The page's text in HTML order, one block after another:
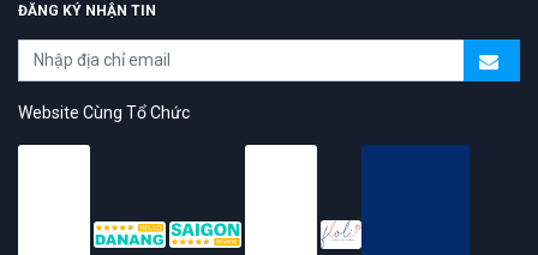
ĐĂNG KÝ NHẬN TIN
Website Cùng Tổ Chức
topAZ Review vinh dự được người dùng bình chọn là nền tảng có
trải nghiệm tốt & chất lượng